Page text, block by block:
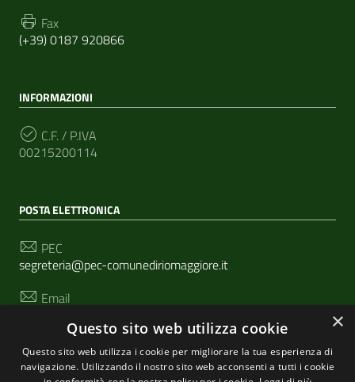
Fax
(+39) 0187 920866
INFORMAZIONI
C.F. / P.IVA
00215200114
POSTA ELETTRONICA
PEC
segreteria@pec-comunediriomaggiore.it
Email
SEGUICI SU
×
Questo sito web utilizza cookie
Questo sito web utilizza i cookie per migliorare la tua esperienza di
navigazione. Utilizzando il nostro sito web acconsenti a tutti i cookie